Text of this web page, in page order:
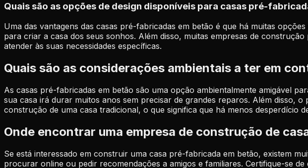
Quais são as opções de design disponíveis para casas pré-
Uma das vantagens das casas pré-fabricadas em betão é que há muitas
para criar a casa dos seus sonhos. Além disso, muitas empresas de
atender às suas necessidades específicas.
Quais são as considerações ambientais a ter em
As casas pré-fabricadas em betão são uma opção ambientalmente amigável
sua casa irá durar muitos anos sem precisar de grandes reparos. Além disso,
construção de uma casa tradicional, o que significa que há menos desperdício
Onde encontrar uma empresa de construção de
Se está interessado em construir uma casa pré-fabricada em betão, existem
procurar online ou pedir recomendações a amigos e familiares. Certifique-se